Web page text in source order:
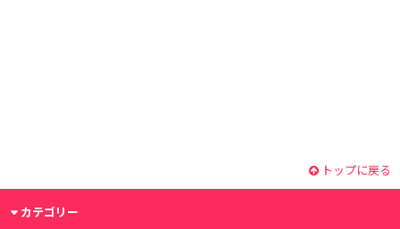
トップに戻る
カテゴリー